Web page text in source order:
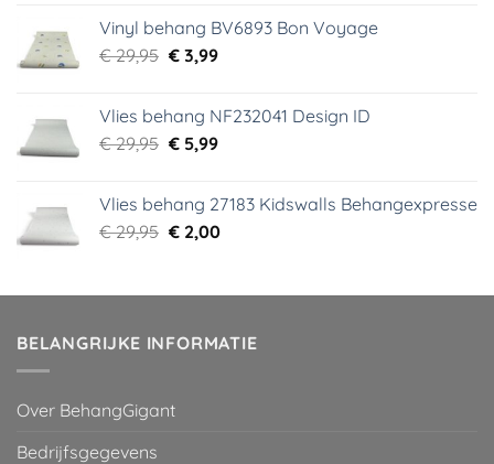
€ 44,95.€ 6,99.
Vinyl behang BV6893 Bon Voyage
€29,95 Oorspronkelijke
€ 29,95.
€3,99Huidige
€ 3,99.
Vlies behang NF232041 Design ID
€29,95 Oorspronkelijke
€ 29,95.
€5,99Huidige
€ 5,99.
Vlies behang 27183 Kidswalls Behangexpresse
€29,95 Oorspronkelijke
€ 29,95.
€2,00Huidige
€ 2,00.
BELANGRIJKE INFORMATIE
Over BehangGigant
Bedrijfsgegevens